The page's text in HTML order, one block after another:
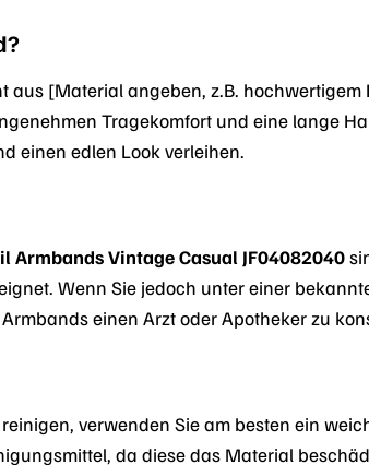
aus [Material angeben, z.B.
Tragekomfort und eine lange
einen edlen Look verleihen.
Armbands Vintage Casual JF04082040
Wenn Sie jedoch unter einer
einen Arzt oder Apotheker zu
verwenden Sie am besten ein
da diese das Material